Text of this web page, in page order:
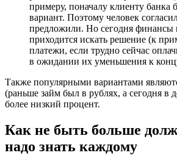
примеру, поначалу клиенту банка
вариант. Поэтому человек
предложили. Но сегодня финансы
приходится искать решение (к
платежи, если трудно сейчас
в ожидании их уменьшения к
Также популярными вариантами
(раньше займ был в рублях, а сегодня в
более низкий процент.
Как не быть больше
надо знать каждому